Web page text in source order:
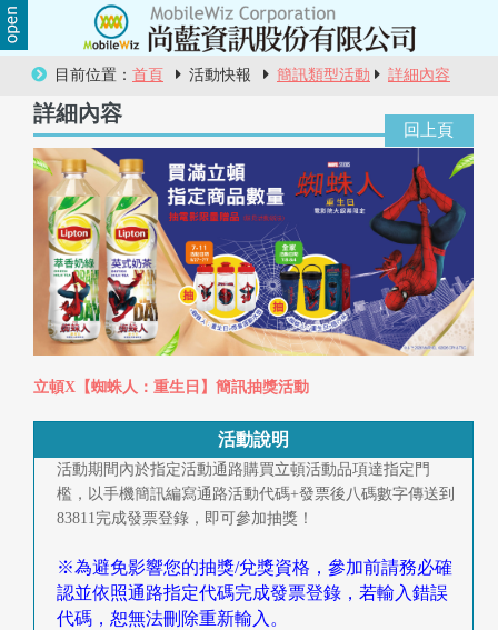
目前位置： 首頁 活動快報 簡訊類型活動 詳細內容
詳細內容
立頓X【蜘蛛人：重生日】簡訊抽獎活動
活動說明
活動期間內於指定活動通路購買立頓活動品項達指定門
檻，以手機簡訊編寫通路活動代碼+發票後八碼數字傳送到
83811完成發票登錄，即可參加抽獎！
※為避免影響您的抽獎/兌獎資格，參加前請務必確
認並依照通路指定代碼完成發票登錄，若輸入錯誤
代碼，恕無法刪除重新輸入。